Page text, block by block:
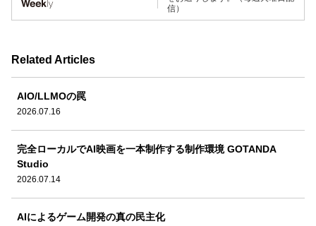
信）
Related Articles
AIO/LLMOの罠
2026.07.16
完全ローカルでAI映画を一本制作する制作環境 GOTANDA
Studio
2026.07.14
AIによるゲーム開発の真の民主化